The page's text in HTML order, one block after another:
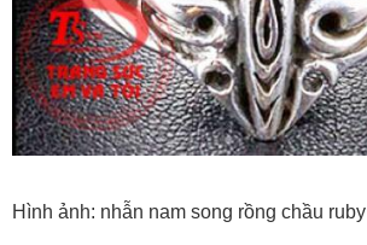
Hình ảnh: nhẫn nam song rồng chầu ruby